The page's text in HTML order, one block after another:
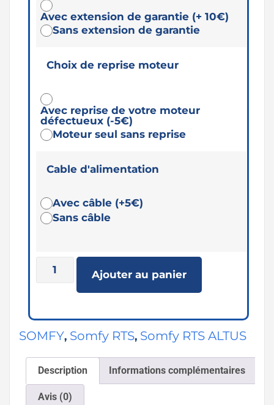
Avec extension de garantie (+ 10€)
Sans extension de garantie
Choix de reprise moteur
Avec reprise de votre moteur
défectueux (-5€)
Moteur seul sans reprise
Cable d'alimentation
Avec câble (+5€)
Sans câble
Ajouter au panier
SOMFY, Somfy RTS, Somfy RTS ALTUS
Description Informations complémentaires
Avis (0)